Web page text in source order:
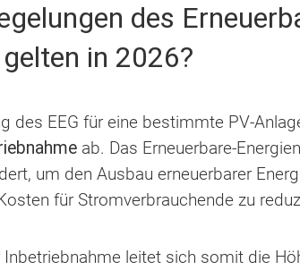
des
in 2026?
des EEG für eine bestimmte PV-
ab. Das Erneuerbare-
um den Ausbau erneuerbarer
für Stromverbrauchende zu
leitet sich somit die